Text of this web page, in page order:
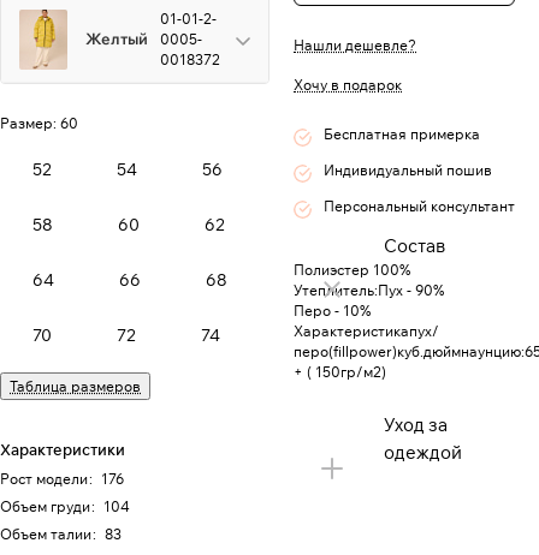
Желтый
01-01-2-
0005-
0018372
Размер: 60
52 54 56
58 60 62
64 66 68
70 72 74
Таблица размеров
Характеристики
Рост модели: 176
Объем груди: 104
Объем талии: 83
Нашли дешевле?
Хочу в подарок
Бесплатная примерка
Индивидуальный пошив
Персональный консультант
Состав
Полиэстер 100%
Утеплитель:Пух - 90%
Перо - 10%
Характеристикапух/
+ ( 150гр/м2)
Уход за
одеждой